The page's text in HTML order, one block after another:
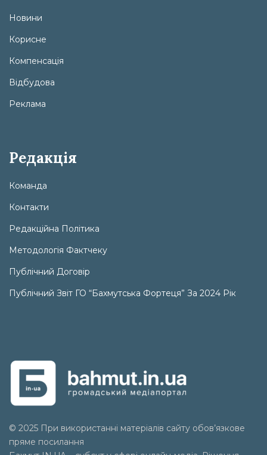
Новини
Корисне
Компенсація
Відбудова
Реклама
Редакція
Команда
Контакти
Редакційна Політика
Методологія Фактчеку
Публічний Договір
Публічний Звіт ГО “Бахмутська Фортеця” За 2024 Рік
© 2025 При використанні матеріалів сайту обов’язкове
пряме посилання